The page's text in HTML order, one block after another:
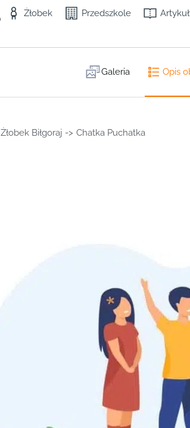
Żłobek Przedszkole
Galeria Opis
Żłobek Biłgoraj -> Chatka Puchatka